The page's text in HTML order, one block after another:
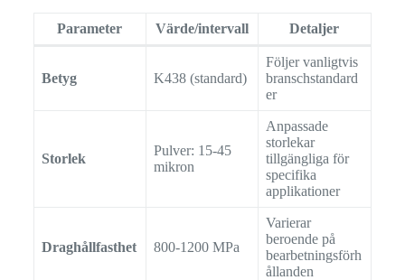
Parameter Värde/intervall Detaljer
Betyg K438 (standard)
Följer vanligtvis
branschstandard
er
Storlek
Pulver: 15-45
mikron
Anpassade
storlekar
tillgängliga för
specifika
applikationer
Draghållfasthet 800-1200 MPa
Varierar
beroende på
bearbetningsförh
ållanden